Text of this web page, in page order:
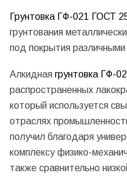
Грунтовка ГФ-021 ГОСТ
грунтования
под покрытия
Алкидная грунтовка ГФ-
распространенных
который используется
отраслях
получил благодаря
комплексу физико-
также сравнительно